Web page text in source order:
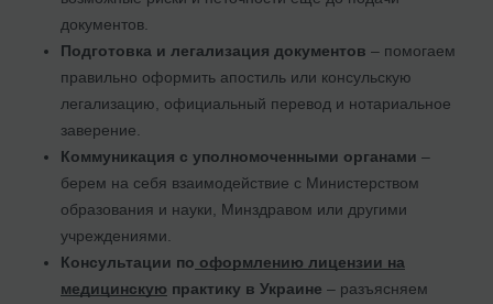
документов.
Подготовка и легализация документов – помогаем
правильно оформить апостиль или консульскую
легализацию, официальный перевод и нотариальное
заверение.
Коммуникация с уполномоченными органами –
берем на себя взаимодействие с Министерством
образования и науки, Минздравом или другими
учреждениями.
Консультации по оформлению лицензии на
медицинскую практику в Украине – разъясняем